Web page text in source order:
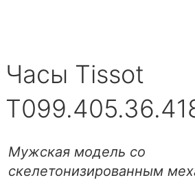
Часы Tissot
Мужская модель со
скелетонизированным